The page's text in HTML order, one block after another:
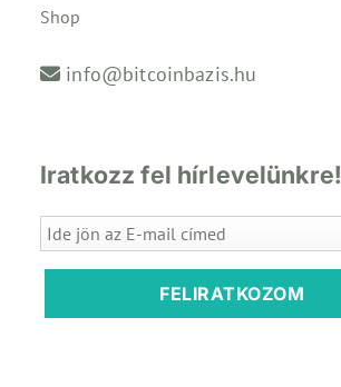
Shop
info@bitcoinbazis.hu
Iratkozz fel hírlevelünkre!
FELIRATKOZOM